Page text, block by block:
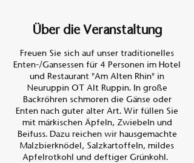
Über die Veranstaltung
Freuen Sie sich auf unser traditionelles
Enten-/Gansessen für 4 Personen im Hotel
und Restaurant "Am Alten Rhin" in
Neuruppin OT Alt Ruppin. In große
Backröhren schmoren die Gänse oder
Enten nach guter alter Art. Wir füllen Sie
mit märkischen Äpfeln, Zwiebeln und
Beifuss. Dazu reichen wir hausgemachte
Malzbierknödel, Salzkartoffeln, mildes
Apfelrotkohl und deftiger Grünkohl.